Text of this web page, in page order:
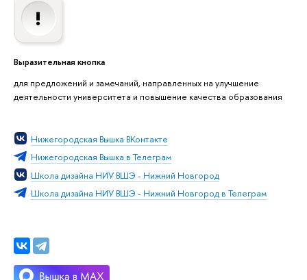
Выразительная кнопка
для предложений и замечаний, направленных на улучшение
деятельности университета и повышение качества образования
Нижегородская Вышка ВКонтакте
Нижегородская Вышка в Телеграм
Школа дизайна НИУ ВШЭ - Нижний Новгород
Школа дизайна НИУ ВШЭ - Нижний Новгород в Телеграм